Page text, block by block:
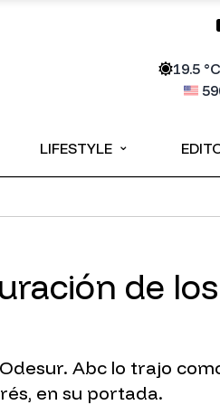
19.5
LIFESTYLE ⌄
de los
Abc lo trajo
en su portada.